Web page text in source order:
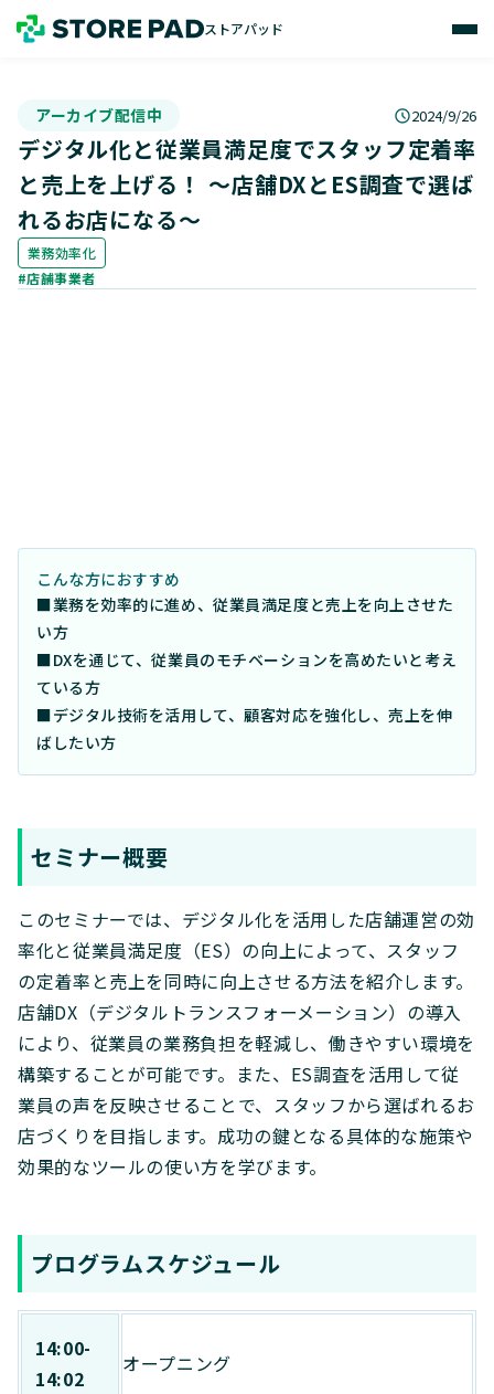
アーカイブ配信中 2024/9/26
デジタル化と従業員満足度でスタッフ定着率
と売上を上げる！ ～店舗DXとES調査で選ば
れるお店になる～
業務効率化
#店舗事業者
こんな方におすすめ
■業務を効率的に進め、従業員満足度と売上を向上させた
い方
■DXを通じて、従業員のモチベーションを高めたいと考え
ている方
■デジタル技術を活用して、顧客対応を強化し、売上を伸
ばしたい方
セミナー概要
このセミナーでは、デジタル化を活用した店舗運営の効
率化と従業員満足度（ES）の向上によって、スタッフ
の定着率と売上を同時に向上させる方法を紹介します。
店舗DX（デジタルトランスフォーメーション）の導入
により、従業員の業務負担を軽減し、働きやすい環境を
構築することが可能です。また、ES調査を活用して従
業員の声を反映させることで、スタッフから選ばれるお
店づくりを目指します。成功の鍵となる具体的な施策や
効果的なツールの使い方を学びます。
プログラムスケジュール
14:00-
14:02
オープニング
ストアパッド